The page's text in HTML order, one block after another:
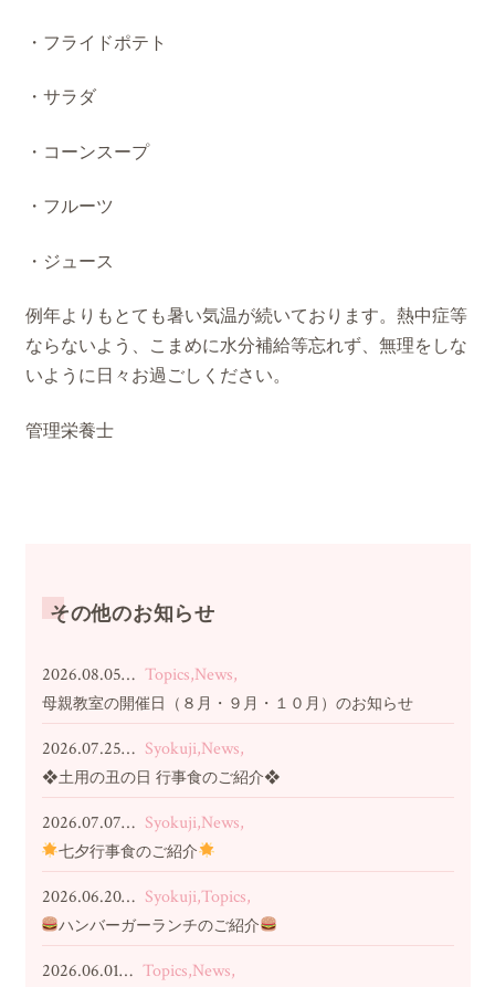
・フライドポテト
・サラダ
・コーンスープ
・フルーツ
・ジュース
例年よりもとても暑い気温が続いております。熱中症等
ならないよう、こまめに水分補給等忘れず、無理をしな
いように日々お過ごしください。
管理栄養士
その他のお知らせ
2026.08.05… Topics,News,
母親教室の開催日（８月・９月・１０月）のお知らせ
2026.07.25… Syokuji,News,
❖土用の丑の日 行事食のご紹介❖
2026.07.07… Syokuji,News,
七夕行事食のご紹介
2026.06.20… Syokuji,Topics,
ハンバーガーランチのご紹介
2026.06.01… Topics,News,